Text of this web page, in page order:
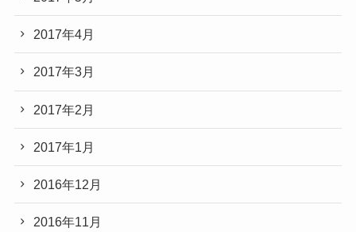
2017年4月
2017年3月
2017年2月
2017年1月
2016年12月
2016年11月